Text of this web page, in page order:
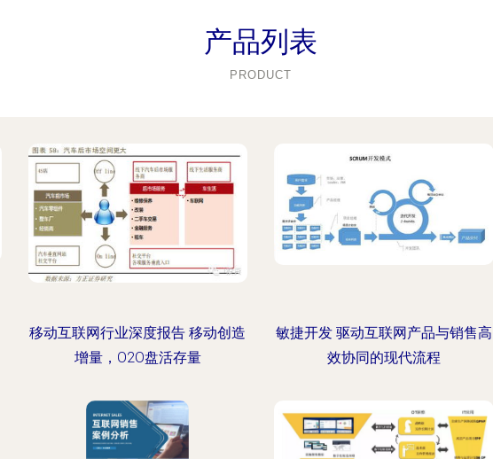
产品列表
PRODUCT
移动互联网行业深度报告 移动创造
增量，O2O盘活存量
敏捷开发 驱动互联网产品与销售高
效协同的现代流程